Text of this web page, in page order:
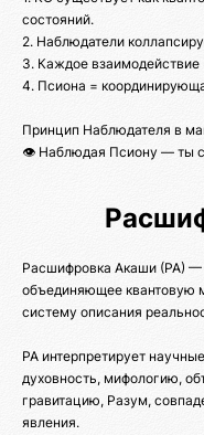
состояний.
2. Наблюдатели
3. Каждое
4. Псиона =
Принцип Наблюдателя в
👁️ Наблюдая Псиону — ты
Расшифровка Акаши (РА) —
объединяющее квантовую
систему описания
РА интерпретирует
духовность, мифологию,
гравитацию, Разум,
явления.